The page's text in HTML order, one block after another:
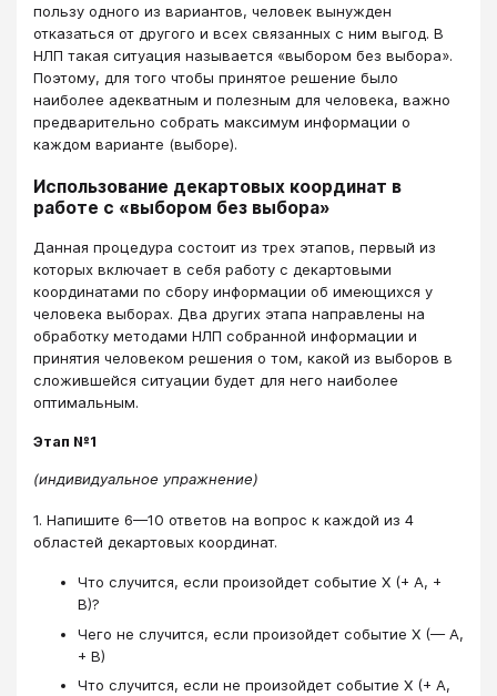
пользу одного из вариантов, человек вынужден
отказаться от другого и всех связанных с ним выгод. В
НЛП такая ситуация называется «выбором без выбора».
Поэтому, для того чтобы принятое решение было
наиболее адекватным и полезным для человека, важно
предварительно собрать максимум информации о
каждом варианте (выборе).
Использование декартовых координат в
работе с «выбором без выбора»
Данная процедура состоит из трех этапов, первый из
которых включает в себя работу с декартовыми
координатами по сбору информации об имеющихся у
человека выборах. Два других этапа направлены на
обработку методами НЛП собранной информации и
принятия человеком решения о том, какой из выборов в
сложившейся ситуации будет для него наиболее
оптимальным.
Этап №1
(индивидуальное упражнение)
1. Напишите 6—10 ответов на вопрос к каждой из 4
областей декартовых координат.
Что случится, если произойдет событие Х (+ А, +
В)?
Чего не случится, если произойдет событие Х (— А,
+ В)
Что случится, если не произойдет событие Х (+ А,